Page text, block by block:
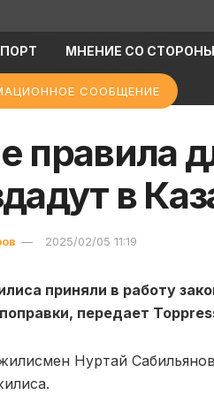
МНЕНИЕ СО СТОРОНЫ
СООБЩЕНИЕ
правила
в
2025/02/05 11:19
приняли в работу
передает
Нуртай